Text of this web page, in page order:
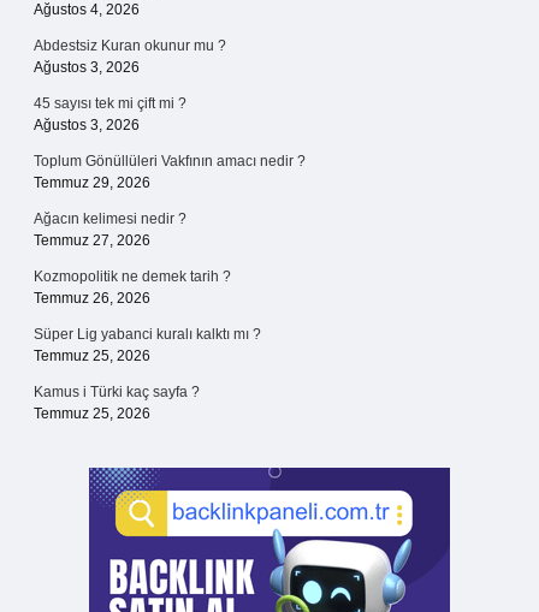
Ağustos 4, 2026
Abdestsiz Kuran okunur mu ?
Ağustos 3, 2026
45 sayısı tek mi çift mi ?
Ağustos 3, 2026
Toplum Gönüllüleri Vakfının amacı nedir ?
Temmuz 29, 2026
Ağacın kelimesi nedir ?
Temmuz 27, 2026
Kozmopolitik ne demek tarih ?
Temmuz 26, 2026
Süper Lig yabanci kuralı kalktı mı ?
Temmuz 25, 2026
Kamus i Türki kaç sayfa ?
Temmuz 25, 2026